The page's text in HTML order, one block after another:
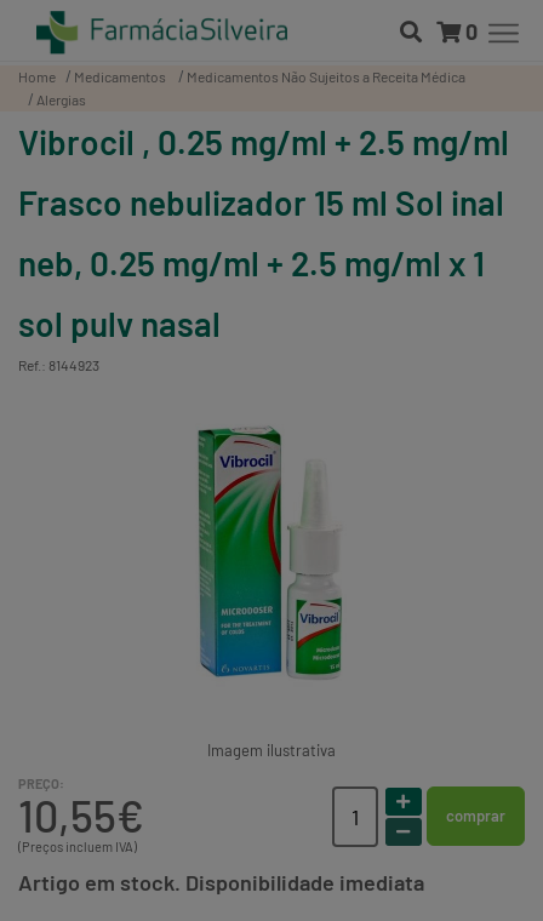
0
Home Medicamentos
Medicamentos Não Sujeitos a Receita Médica
Alergias
Vibrocil , 0.25 mg/ml + 2.5 mg/ml
Frasco nebulizador 15 ml Sol inal
neb, 0.25 mg/ml + 2.5 mg/ml x 1
sol pulv nasal
Ref.: 8144923
Imagem ilustrativa
PREÇO:
10,55€
(Preços incluem IVA)
comprar
Artigo em stock. Disponibilidade imediata